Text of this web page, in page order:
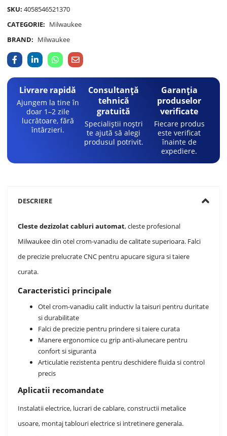
SKU:4058546521370
CATEGORIE: Milwaukee
BRAND: Milwaukee
Livrare rapidă
Ajungem la tine în
doar 1–2 zile
lucrătoare, fără
întârzieri.
Consultanță
tehnică
gratuită
Specialiștii noștri
te ajută să alegi
produsul potrivit.
Garanția
produselor
verificate
Fiecare produs
este verificat
înainte de
expediere.
DESCRIERE
Cleste dezizolat cabluri automat, cleste profesional
Milwaukee din otel crom-vanadiu de calitate superioara. Falci
de precizie prelucrate CNC pentru apucare sigura si taiere
curata.
Caracteristici principale
Otel crom-vanadiu calit inductiv la taisuri pentru duritate
si durabilitate
Falci de precizie pentru prindere si taiere curata
Manere ergonomice cu grip anti-alunecare pentru
confort si siguranta
Articulatie rezistenta pentru deschidere fluida si control
precis
Aplicatii recomandate
Instalatii electrice, lucrari de cablare, constructii metalice
usoare, montaj tablouri electrice si intretinere generala.